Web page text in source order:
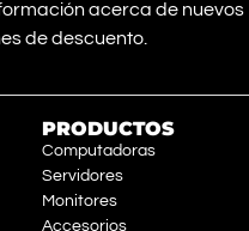
acerca de nuevos
de descuento.
PRODUCTOS
Computadoras
Servidores
Monitores
Accesorios